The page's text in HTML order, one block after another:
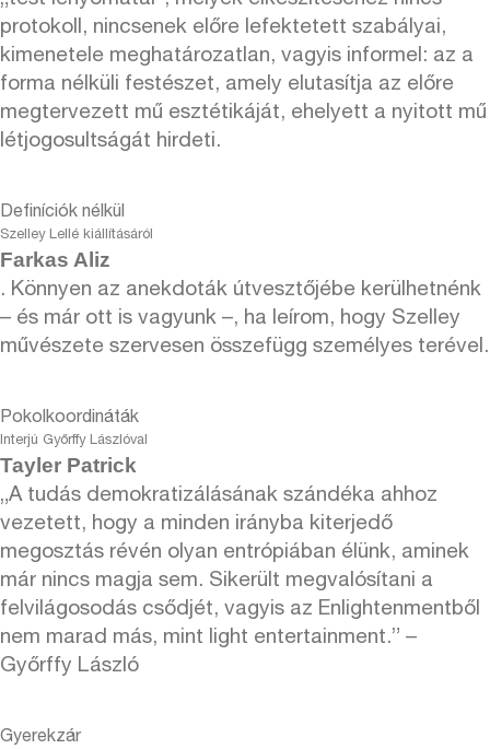
protokoll, nincsenek előre lefektetett szabályai,
kimenetele meghatározatlan, vagyis informel: az a
forma nélküli festészet, amely elutasítja az előre
megtervezett mű esztétikáját, ehelyett a nyitott mű
létjogosultságát hirdeti.
Definíciók nélkül
Szelley Lellé kiállításáról
Farkas Aliz
. Könnyen az anekdoták útvesztőjébe kerülhetnénk
– és már ott is vagyunk –, ha leírom, hogy Szelley
művészete szervesen összefügg személyes terével.
Pokolkoordináták
Interjú Győrffy Lászlóval
Tayler Patrick
„A tudás demokratizálásának szándéka ahhoz
vezetett, hogy a minden irányba kiterjedő
megosztás révén olyan entrópiában élünk, aminek
már nincs magja sem. Sikerült megvalósítani a
felvilágosodás csődjét, vagyis az Enlightenmentből
nem marad más, mint light entertainment.” –
Győrffy László
Gyerekzár